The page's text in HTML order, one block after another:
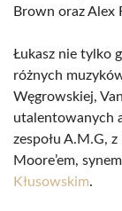
Brown oraz Alex
Łukasz nie tylko
różnych
Węgrowskiej,
utalentowanych
zespołu A.M.G,
Moore’em,
Kłusowskim.